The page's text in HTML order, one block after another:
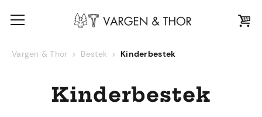
Vargen & Thor Bestek Kinderbestek
Kinderbestek